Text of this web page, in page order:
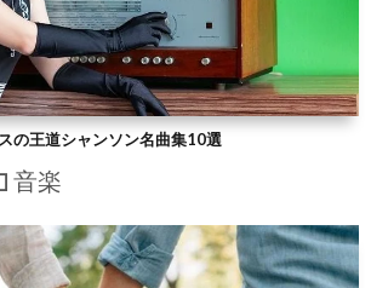
の王道シャンソン名曲集10選
音楽